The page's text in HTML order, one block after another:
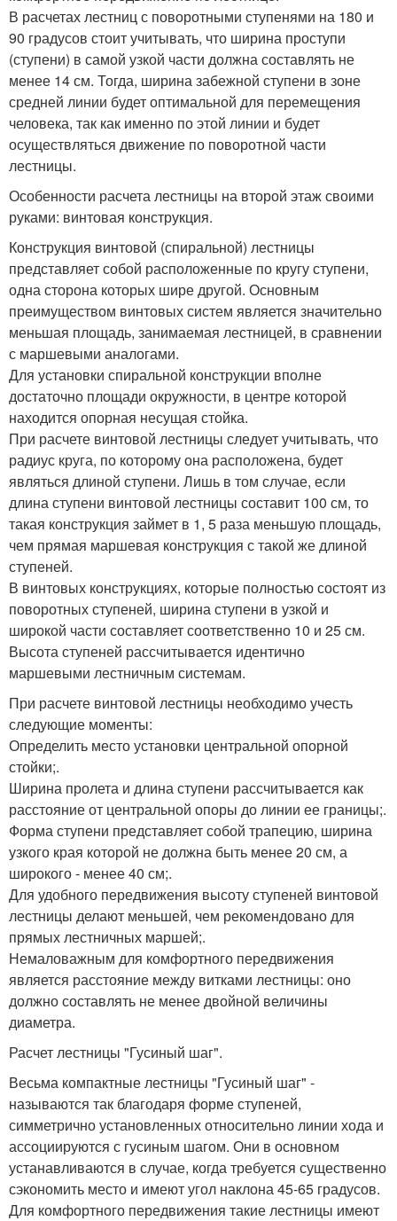
В расчетах лестниц с поворотными ступенями на 180 и
90 градусов стоит учитывать, что ширина проступи
(ступени) в самой узкой части должна составлять не
менее 14 см. Тогда, ширина забежной ступени в зоне
средней линии будет оптимальной для перемещения
человека, так как именно по этой линии и будет
осуществляться движение по поворотной части
лестницы.
Особенности расчета лестницы на второй этаж своими
руками: винтовая конструкция.
Конструкция винтовой (спиральной) лестницы
представляет собой расположенные по кругу ступени,
одна сторона которых шире другой. Основным
преимуществом винтовых систем является значительно
меньшая площадь, занимаемая лестницей, в сравнении
с маршевыми аналогами.
Для установки спиральной конструкции вполне
достаточно площади окружности, в центре которой
находится опорная несущая стойка.
При расчете винтовой лестницы следует учитывать, что
радиус круга, по которому она расположена, будет
являться длиной ступени. Лишь в том случае, если
длина ступени винтовой лестницы составит 100 см, то
такая конструкция займет в 1, 5 раза меньшую площадь,
чем прямая маршевая конструкция с такой же длиной
ступеней.
В винтовых конструкциях, которые полностью состоят из
поворотных ступеней, ширина ступени в узкой и
широкой части составляет соответственно 10 и 25 см.
Высота ступеней рассчитывается идентично
маршевыми лестничным системам.
При расчете винтовой лестницы необходимо учесть
следующие моменты:
Определить место установки центральной опорной
стойки;.
Ширина пролета и длина ступени рассчитывается как
расстояние от центральной опоры до линии ее границы;.
Форма ступени представляет собой трапецию, ширина
узкого края которой не должна быть менее 20 см, а
широкого - менее 40 см;.
Для удобного передвижения высоту ступеней винтовой
лестницы делают меньшей, чем рекомендовано для
прямых лестничных маршей;.
Немаловажным для комфортного передвижения
является расстояние между витками лестницы: оно
должно составлять не менее двойной величины
диаметра.
Расчет лестницы "Гусиный шаг".
Весьма компактные лестницы "Гусиный шаг" -
называются так благодаря форме ступеней,
симметрично установленных относительно линии хода и
ассоциируются с гусиным шагом. Они в основном
устанавливаются в случае, когда требуется существенно
сэкономить место и имеют угол наклона 45-65 градусов.
Для комфортного передвижения такие лестницы имеют